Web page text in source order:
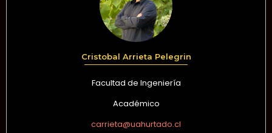
Cristobal Arrieta Pelegrin
Facultad de Ingeniería
Académico
carrieta@uahurtado.cl